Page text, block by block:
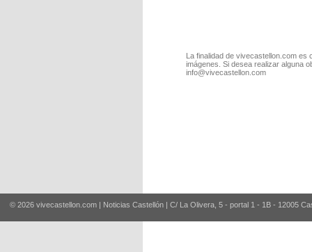
La finalidad de vivecastellon.com
imágenes. Si desea realizar alguna
info@vivecastellon.com
© 2026 vivecastellon.com | Noticias Castellón | C/ La Olivera, 5 - portal 1 - 1B - 12005